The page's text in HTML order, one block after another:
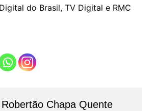
do Brasil, TV Digital e RMC
Robertão Chapa Quente